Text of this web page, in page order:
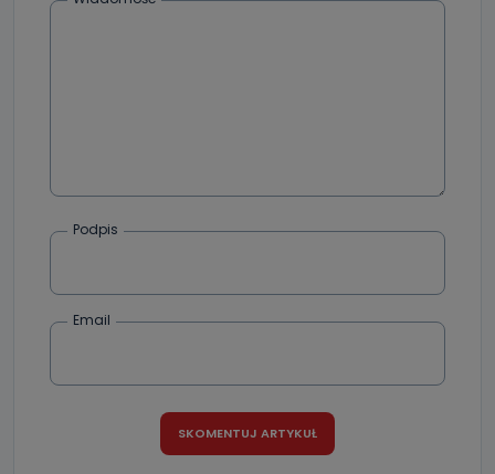
dane, które pochodzą bezpośrednio od Państwa (lub
danych osobowych?
e-mailowo pod adresem: poczta@tvproart.pl
Podpis
Email